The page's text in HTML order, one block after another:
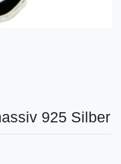
925 Silber